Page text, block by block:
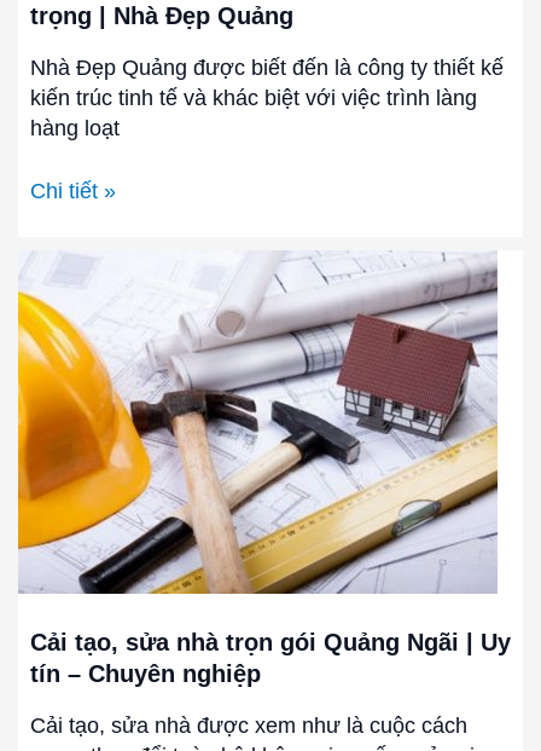
trọng | Nhà Đẹp Quảng
Nhà Đẹp Quảng được biết đến là công ty thiết kế
kiến trúc tinh tế và khác biệt với việc trình làng
hàng loạt
Chi tiết »
Cải tạo, sửa nhà trọn gói Quảng Ngãi | Uy
tín – Chuyên nghiệp
Cải tạo, sửa nhà được xem như là cuộc cách
tạo,
sửa
nhà
trọn
gói
Ngãi
|
Uy
–
nghiệp